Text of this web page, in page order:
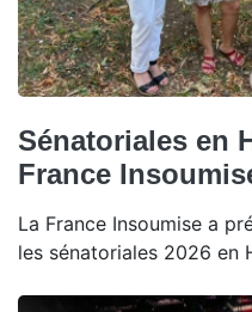
Sénatoriales en
France
La France Insoumise a
les sénatoriales 2026 en